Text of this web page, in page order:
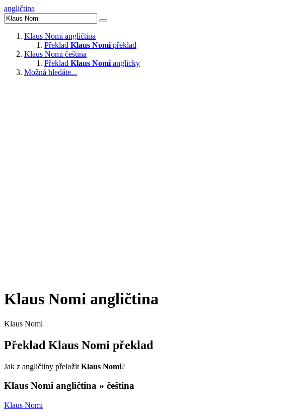
angličtina
Klaus Nomi angličtina
Překlad Klaus Nomi překlad
Klaus Nomi čeština
Překlad Klaus Nomi anglicky
Možná hledáte...
Klaus Nomi angličtina
Klaus Nomi
Překlad Klaus Nomi překlad
Jak z angličtiny přeložit Klaus Nomi?
Klaus Nomi angličtina » čeština
Klaus Nomi